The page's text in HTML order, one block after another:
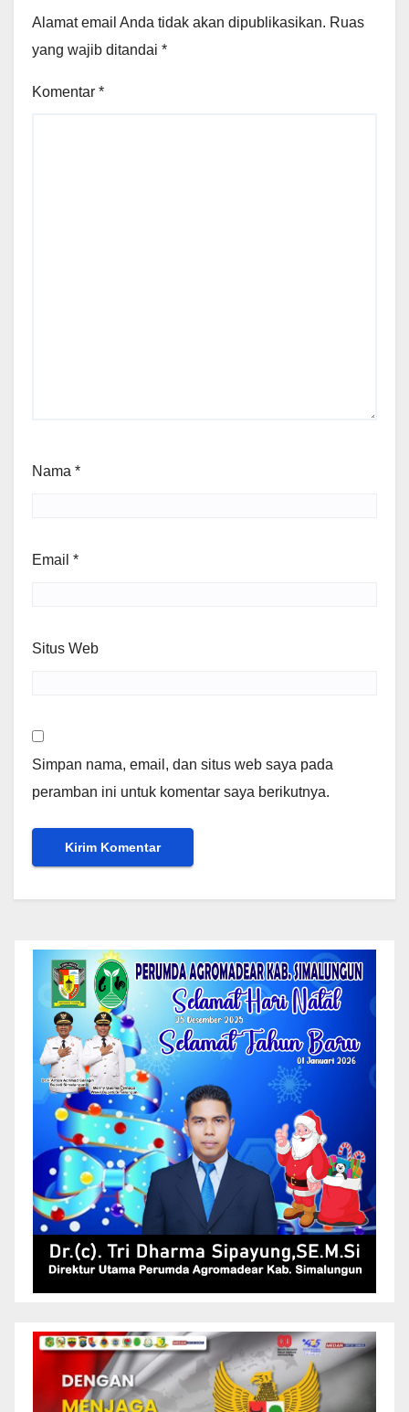
Alamat email Anda tidak akan dipublikasikan. Ruas
yang wajib ditandai *
Komentar *
Nama *
Email *
Situs Web
Simpan nama, email, dan situs web saya pada
peramban ini untuk komentar saya berikutnya.